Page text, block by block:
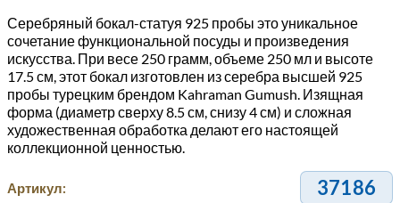
Серебряный бокал-статуя 925 пробы это уникальное
сочетание функциональной посуды и произведения
искусства. При весе 250 грамм, объеме 250 мл и высоте
17.5 см, этот бокал изготовлен из серебра высшей 925
пробы турецким брендом Kahraman Gumush. Изящная
форма (диаметр сверху 8.5 см, снизу 4 см) и сложная
художественная обработка делают его настоящей
коллекционной ценностью.
Артикул: 37186